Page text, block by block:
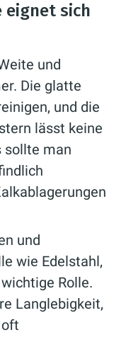
eignet sich
und
Die glatte
und die
lässt keine
sollte man
und
wie Edelstahl,
Rolle.
Langlebigkeit,